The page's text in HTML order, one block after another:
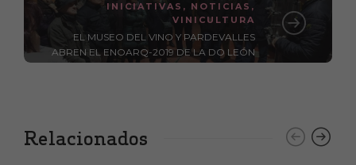
INICIATIVAS , NOTICIAS ,
VINICULTURA
EL MUSEO DEL VINO Y PARDEVALLES
ABREN EL ENOARQ-2019 DE LA DO LEÓN
Relacionados